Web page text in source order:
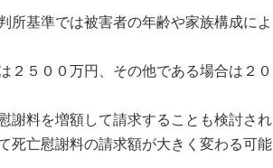
所基準では被害者の年齢や家族構成によ
２５００万円、その他である場合は２０
謝料を増額して請求することも検討され
死亡慰謝料の請求額が大きく変わる可能